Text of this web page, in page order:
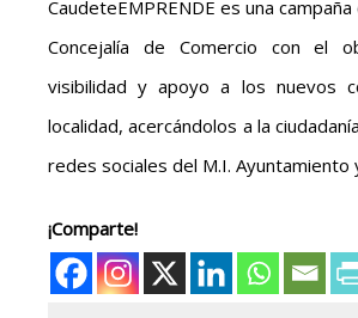
CaudeteEMPRENDE es una
Concejalía de Comercio con el
visibilidad y apoyo a los nuevos
localidad, acercándolos a la
redes sociales del M.I. Ayuntamiento
¡Comparte!